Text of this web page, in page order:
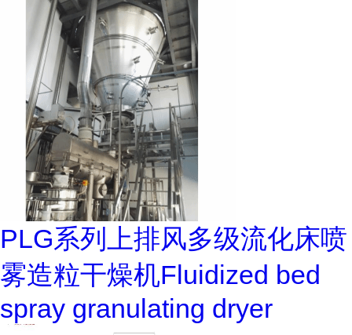
PLG系列上排风多级流化床喷
雾造粒干燥机Fluidized bed
spray granulating dryer